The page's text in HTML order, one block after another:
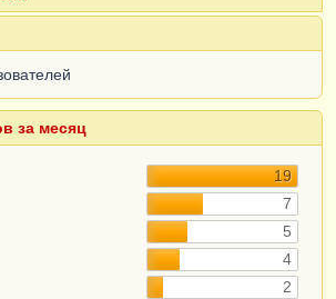
за месяц
19
7
5
4
2